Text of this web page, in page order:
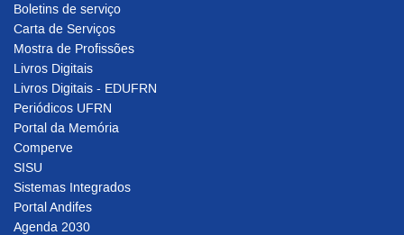
Boletins de serviço
Carta de Serviços
Mostra de Profissões
Livros Digitais
Livros Digitais - EDUFRN
Periódicos UFRN
Portal da Memória
Comperve
SISU
Sistemas Integrados
Portal Andifes
Agenda 2030